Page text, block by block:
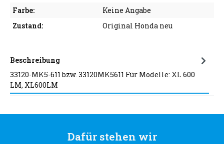
Farbe:
Keine Angabe
Zustand:
Original Honda neu
Beschreibung
33120-MK5-611 bzw. 33120MK5611 Für Modelle: XL 600
LM, XL600LM
Dafür stehen wir